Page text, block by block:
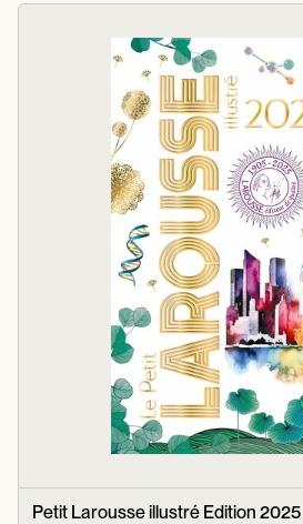
Petit Larousse illustré Edition 2025